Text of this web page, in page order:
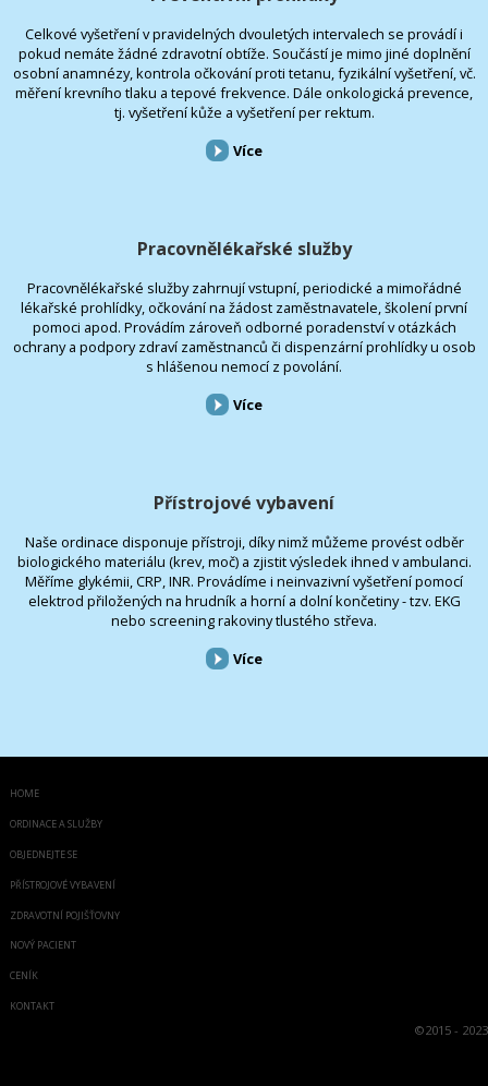
Celkové vyšetření v pravidelných dvouletých intervalech se provádí i
pokud nemáte žádné zdravotní obtíže. Součástí je mimo jiné doplnění
osobní anamnézy, kontrola očkování proti tetanu, fyzikální vyšetření, vč.
měření krevního tlaku a tepové frekvence. Dále onkologická prevence,
tj. vyšetření kůže a vyšetření per rektum.
Více
Pracovnělékařské služby
Pracovnělékařské služby zahrnují vstupní, periodické a mimořádné
lékařské prohlídky, očkování na žádost zaměstnavatele, školení první
pomoci apod. Provádím zároveň odborné poradenství v otázkách
ochrany a podpory zdraví zaměstnanců či dispenzární prohlídky u osob
s hlášenou nemocí z povolání.
Více
Přístrojové vybavení
Naše ordinace disponuje přístroji, díky nimž můžeme provést odběr
biologického materiálu (krev, moč) a zjistit výsledek ihned v ambulanci.
Měříme glykémii, CRP, INR. Provádíme i neinvazivní vyšetření pomocí
elektrod přiložených na hrudník a horní a dolní končetiny - tzv. EKG
nebo screening rakoviny tlustého střeva.
Více
HOME
ORDINACE A SLUŽBY
OBJEDNEJTE SE
PŘÍSTROJOVÉ VYBAVENÍ
ZDRAVOTNÍ POJIŠŤOVNY
NOVÝ PACIENT
CENÍK
KONTAKT
©2015 - 2023